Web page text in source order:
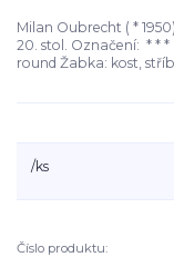
Milan Oubrecht ( *
20. stol. Označení: * *
round Žabka: kost,
/ks
Číslo produktu: